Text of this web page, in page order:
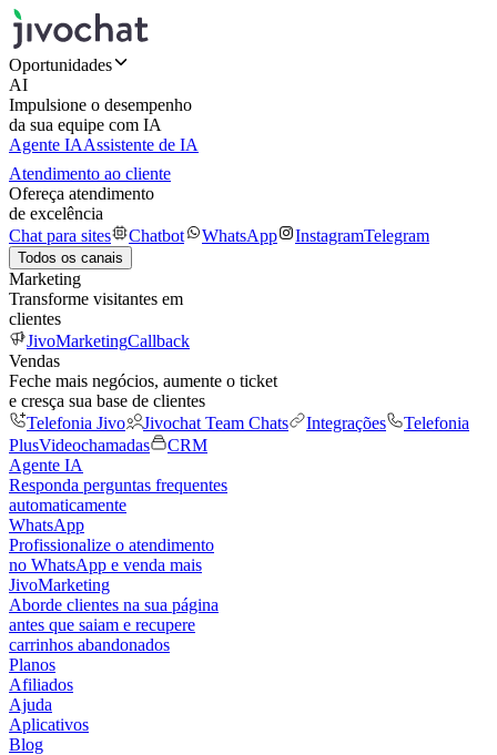
Oportunidades
AI
Impulsione o desempenho
da sua equipe com IA
Agente IAAssistente de IA
Atendimento ao cliente
Ofereça atendimento
de excelência
Chat para sites
Chatbot WhatsApp InstagramTelegram
Todos os canais
Marketing
Transforme visitantes em
clientes
JivoMarketingCallback
Vendas
Feche mais negócios, aumente o ticket
e cresça sua base de clientes
Telefonia Jivo
Jivochat Team Chats Integrações
Telefonia
PlusVideochamadas
CRM
Agente IA
Responda perguntas frequentes
automaticamente
WhatsApp
Profissionalize o atendimento
no WhatsApp e venda mais
JivoMarketing
Aborde clientes na sua página
antes que saiam e recupere
carrinhos abandonados
Planos
Afiliados
Ajuda
Aplicativos
Blog